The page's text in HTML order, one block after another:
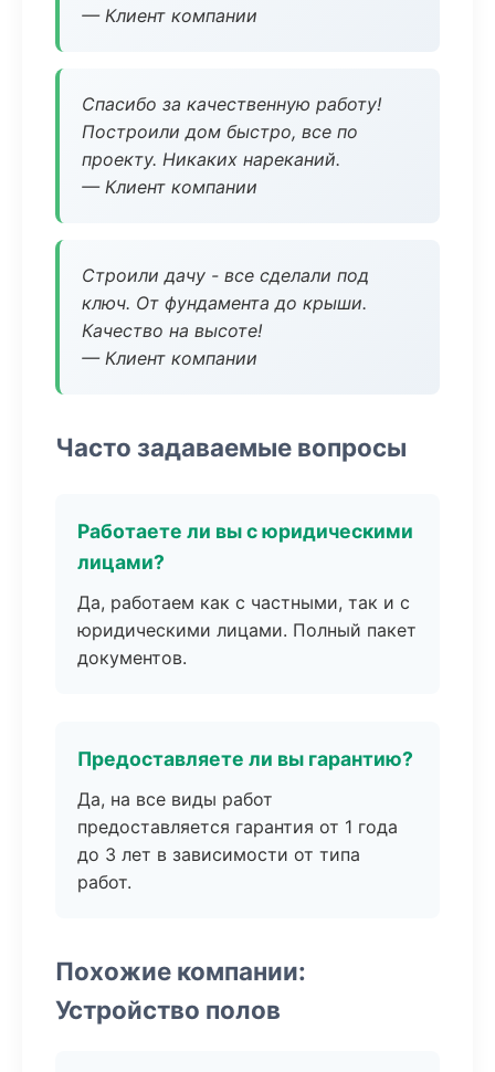
— Клиент компании
Спасибо за качественную работу!
Построили дом быстро, все по
проекту. Никаких нареканий.
— Клиент компании
Строили дачу - все сделали под
ключ. От фундамента до крыши.
Качество на высоте!
— Клиент компании
Часто задаваемые вопросы
Работаете ли вы с юридическими
лицами?
Да, работаем как с частными, так и с
юридическими лицами. Полный пакет
документов.
Предоставляете ли вы гарантию?
Да, на все виды работ
предоставляется гарантия от 1 года
до 3 лет в зависимости от типа
работ.
Похожие компании:
Устройство полов